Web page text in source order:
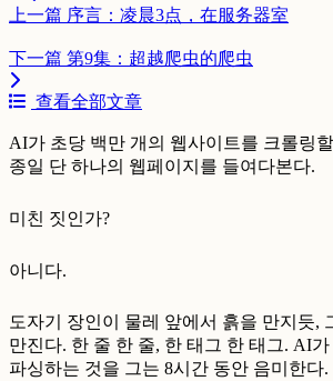
上一篇 序言：凌晨3点，在服务器室
下一篇 第9集：超越爬虫的爬虫
查看全部文章
AI가 초당 백만 개의 웹사이트를 크롤링
종일 단 하나의 웹페이지를 들여다본다.
미친 짓인가?
아니다.
도자기 장인이 물레 앞에서 흙을 만지듯,
만진다. 한 줄 한 줄, 한 태그 한 태그. AI가
파싱하는 것을 그는 8시간 동안 음미한다.